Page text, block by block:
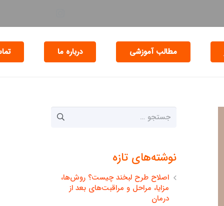
مطالب آموزشی درباره ما
جستجو
برای:
نوشته‌های تازه
اصلاح طرح لبخند چیست؟ روش‌ها،
مزایا، مراحل و مراقبت‌های بعد از
درمان